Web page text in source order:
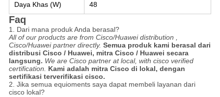
Daya Khas (W) 48
Faq
1. Dari mana produk Anda berasal?
All of our products are from Cisco/Huawei distribution ,
Cisco/Huawei partner directly. Semua produk kami berasal dari
distribusi Cisco / Huawei, mitra Cisco / Huawei secara
langsung. We are Cisco partner at local, with cisco verified
certification. Kami adalah mitra Cisco di lokal, dengan
sertifikasi terverifikasi cisco.
2. Jika semua equioments saya dapat membeli layanan dari
cisco lokal?